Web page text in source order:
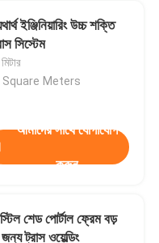
ইঞ্জিনিয়ারিং উচ্চ শক্তি
সিস্টেম
Square Meters
আমাদের সাথে যোগাযোগ
করুন
শেড পোর্টাল ফ্রেম বড়
ট্রাস ওয়েল্ডিং